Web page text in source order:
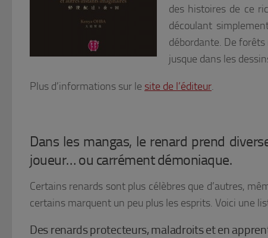
des histoires de ce
découlant
débordante. De
jusque dans les
Plus d’informations sur le site de l’éditeur.
Dans les mangas, le renard prend
joueur… ou carrément démoniaque.
Certains renards sont plus célèbres que d’autres,
certains marquent un peu plus les esprits. Voici une
Des renards protecteurs, maladroits et en